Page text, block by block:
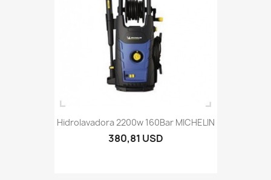
Hidrolavadora 2200w 160Bar MICHELIN
380,81 USD